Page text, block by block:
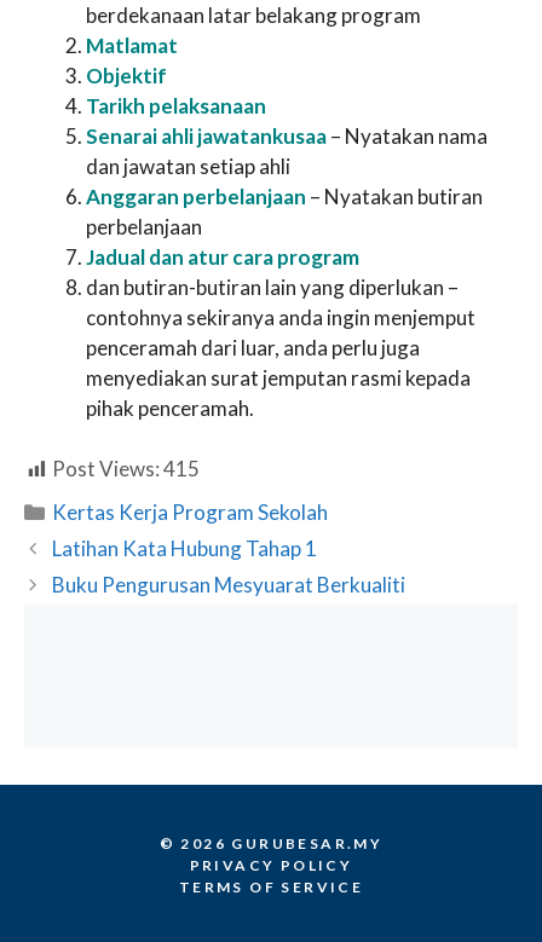
berdekanaan latar belakang program
Matlamat
Objektif
Tarikh pelaksanaan
Senarai ahli jawatankusaa– Nyatakan nama
dan jawatan setiap ahli
Anggaran perbelanjaan – Nyatakan butiran
perbelanjaan
Jadual dan atur cara program
dan butiran-butiran lain yang diperlukan –
contohnya sekiranya anda ingin menjemput
penceramah dari luar, anda perlu juga
menyediakan surat jemputan rasmi kepada
pihak penceramah.
Post Views:415
Categories
Kertas Kerja Program Sekolah
Latihan Kata Hubung Tahap 1
Buku Pengurusan Mesyuarat Berkualiti
© 2026 GURUBESAR.MY
PRIVACY POLICY
TERMS OF SERVICE